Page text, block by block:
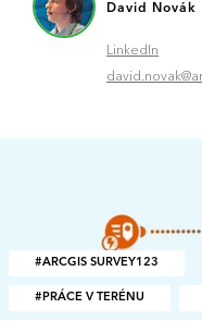
David Novák
LinkedIn
PRÁCE V TERÉNU
ARCGIS SURVEY123